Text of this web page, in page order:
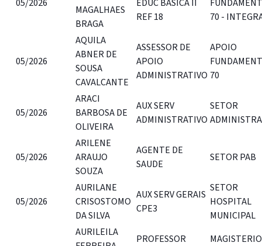
05/2026
MAGALHAES
BRAGA
EDUC BASICA II
REF 18
70 -
05/2026
AQUILA
ABNER DE
SOUSA
CAVALCANTE
ASSESSOR DE
APOIO
ADMINISTRATIVO
APOIO
70
05/2026
ARACI
BARBOSA DE
OLIVEIRA
AUX SERV
ADMINISTRATIVO
SETOR
05/2026
ARILENE
ARAUJO
SOUZA
AGENTE DE
SAUDE
SETOR PAB
05/2026
AURILANE
CRISOSTOMO
DA SILVA
AUX SERV GERAIS
CPE3
SETOR
HOSPITAL
MUNICIPAL
AURILEILA
PROFESSOR MAGISTERIO